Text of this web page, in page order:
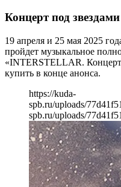
Концерт под
19 апреля и 25 мая 2025
пройдет музыкальное
«INTERSTELLAR.
купить в конце анонса.
https://kuda-
spb.ru/uploads/
spb.ru/uploads/